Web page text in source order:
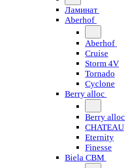
Ламинат
Aberhof
Aberhof
Cruise
Storm 4V
Tornado
Сyclone
Berry alloc
Berry alloc
CHATEAU
Eternity
Finesse
Biela CBM